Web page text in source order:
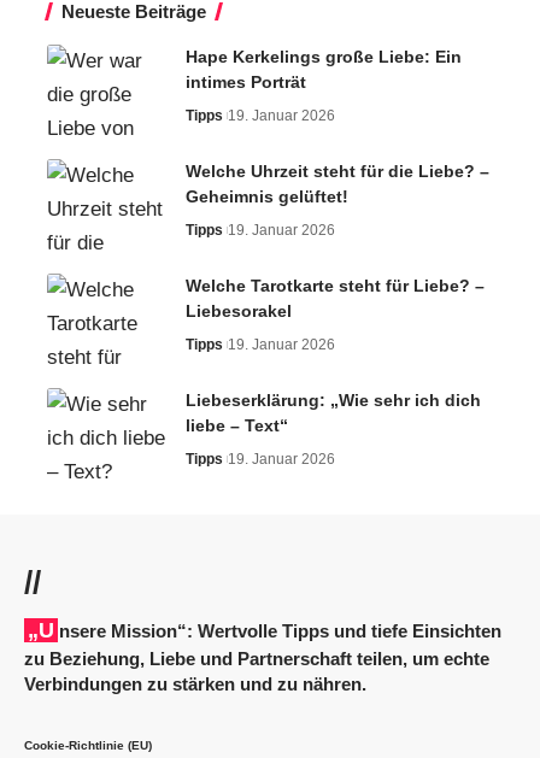
Neueste Beiträge
Hape Kerkelings große Liebe: Ein
intimes Porträt
Tipps 19. Januar 2026
Welche Uhrzeit steht für die Liebe? –
Geheimnis gelüftet!
Tipps 19. Januar 2026
Welche Tarotkarte steht für Liebe? –
Liebesorakel
Tipps 19. Januar 2026
Liebeserklärung: „Wie sehr ich dich
liebe – Text“
Tipps 19. Januar 2026
//
„Unsere Mission“: Wertvolle Tipps und tiefe Einsichten
zu Beziehung, Liebe und Partnerschaft teilen, um echte
Verbindungen zu stärken und zu nähren.
Cookie-Richtlinie (EU)